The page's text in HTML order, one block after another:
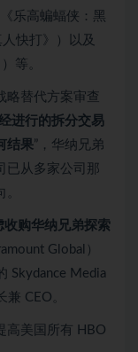
乐高蝙蝠侠：黑
快打》）以及
等。
略替代方案审查
进行的拆分交易
结果”，华纳兄弟
已从多家公司那
收购华纳兄弟探索
Global）
Skydance Media
CEO。
高美国所有 HBO